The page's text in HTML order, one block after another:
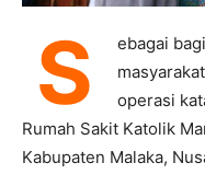
S
ebagai
operasi
Rumah Sakit Katolik
Kabupaten Malaka,